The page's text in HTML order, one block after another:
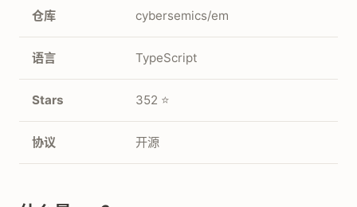
仓库 cybersemics/em
语言 TypeScript
Stars 352 ⭐
协议 开源